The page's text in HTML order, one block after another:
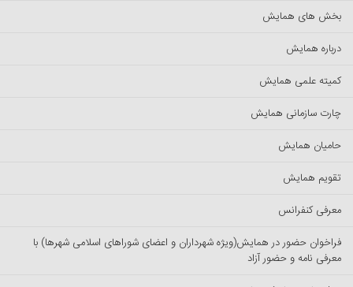
بخش های همایش
درباره همایش
کمیته علمی همایش
چارت سازمانی همایش
حامیان همایش
تقویم همایش
معرفی کنفرانس
فراخوان حضور در همایش(ویژه شهرداران و اعضای شوراهای اسلامی شهرها) با
معرفی نامه و حضور آزاد